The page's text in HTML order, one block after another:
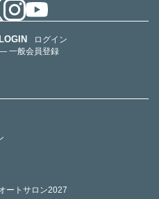
LOGIN
ログイン
一般会員登録
ートサロン2027